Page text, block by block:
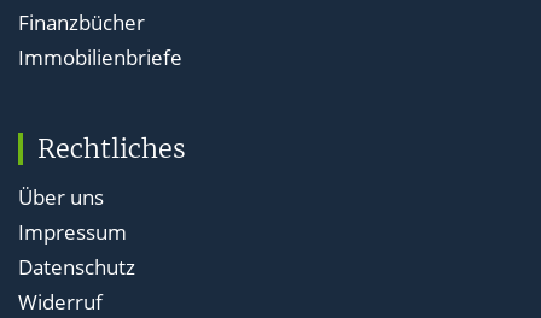
Finanzbücher
Immobilienbriefe
Rechtliches
Über uns
Impressum
Datenschutz
Widerruf